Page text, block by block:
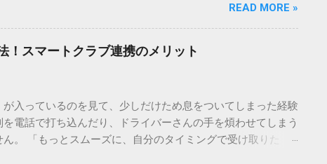
す「文字コード入力」のテクニックを詳しく解説します。
める必要はありません。 1. なぜ「変換」しても旧字・外字
漢字があるのでしょうか。その理由は、パソコンが文字を
れる漢字は、JIS規格（日本産業規格）によって「第1水
名や地名に使われる非常に古い漢字（旧字）や、特定の組
ード です。パソコン上のすべての文字には、いわば「住
文字でも、この住所（コード）を直接指定すれば、確実に呼
ドで漢字を出す「16進数入力」 最も汎用性が高く、特別な
READ MORE »
！スマートクラブ連携のメリット
入っているのを見て、少しだけため息をついてしまった経験
電話で打ち込んだり、ドライバーさんの手を煩わせてしまう
。 「もっとスムーズに、自分のタイミングで受け取りた